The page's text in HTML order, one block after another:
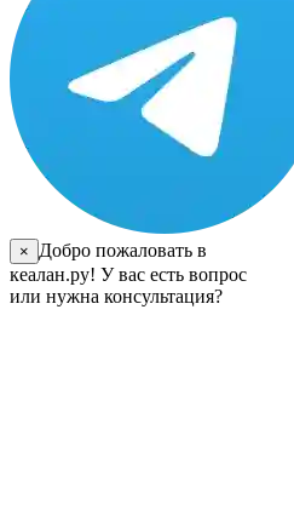
×
Добро пожаловать в
кеалан.ру! У вас есть вопрос
или нужна консультация?